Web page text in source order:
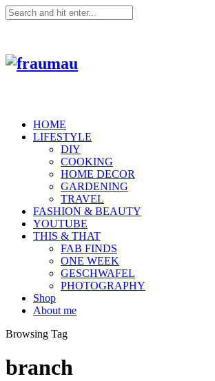
HOME
LIFESTYLE
DIY
COOKING
HOME DECOR
GARDENING
TRAVEL
FASHION & BEAUTY
YOUTUBE
THIS & THAT
FAB FINDS
ONE WEEK
GESCHWAFEL
PHOTOGRAPHY
Shop
About me
Browsing Tag
branch